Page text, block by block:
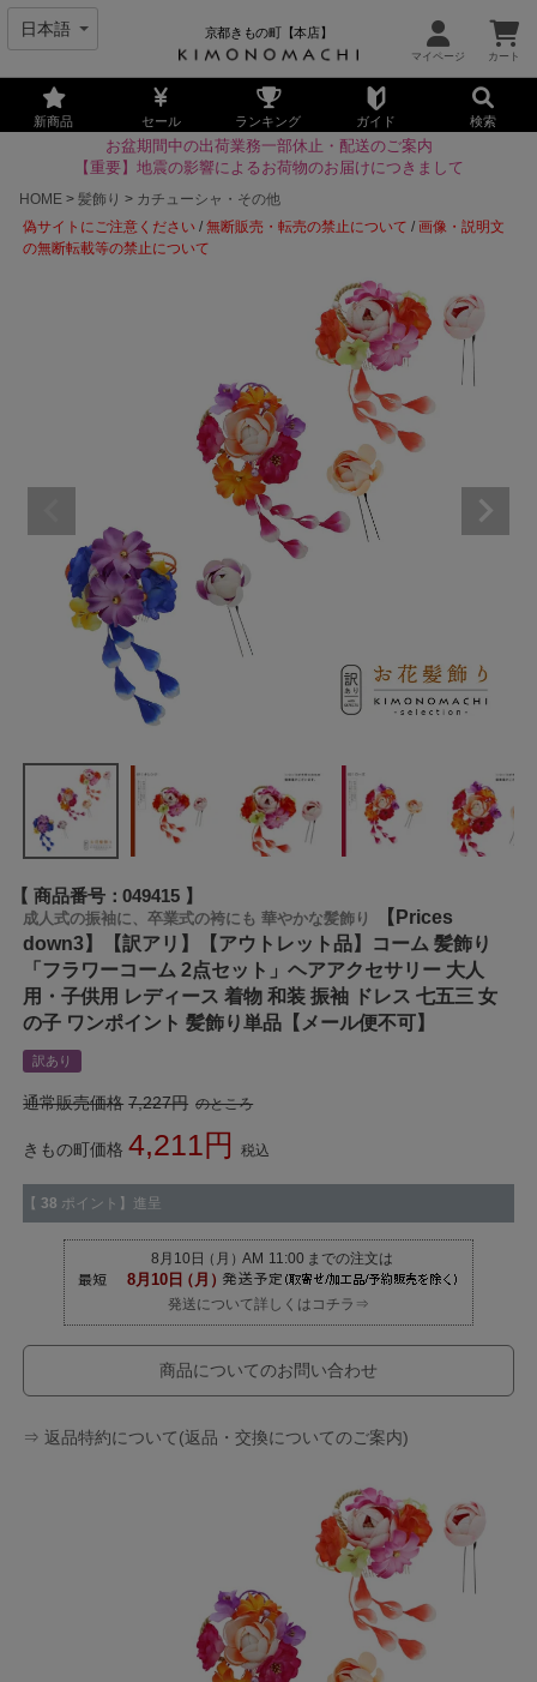
京都きもの町【本店】
新商品 セール ランキング ガイド 検索
お盆期間中の出荷業務一部休止・配送のご案内
【重要】地震の影響によるお荷物のお届けにつきまして
HOME
髪飾り
カチューシャ・その他
偽サイトにご注意ください /無断販売・転売の禁止について /画像・説明文
の無断転載等の禁止について
商品番号 049415
成人式の振袖に、卒業式の袴にも 華やかな髪飾り
【Prices
down3】【訳アリ】【アウトレット品】コーム 髪飾り
「フラワーコーム 2点セット」ヘアアクセサリー 大人
用・子供用 レディース 着物 和装 振袖 ドレス 七五三 女
の子 ワンポイント 髪飾り単品【メール便不可】
訳あり
通常販売価格 7,227 のところ
きもの町価格 4,211 税込
【 38 ポイント】進呈
発送について詳しくはコチラ⇒
商品についてのお問い合わせ
⇒ 返品特約について(返品・交換についてのご案内)